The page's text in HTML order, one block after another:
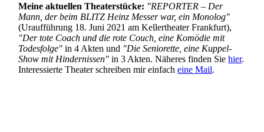
Meine aktuellen Theaterstücke: "REPORTER – Der
Mann, der beim BLITZ Heinz Messer war, ein Monolog"
(Uraufführung 18. Juni 2021 am Kellertheater Frankfurt),
"Der tote Coach und die rote Couch, eine Komödie mit
Todesfolge" in 4 Akten und "Die Seniorette, eine Kuppel-
Show mit Hindernissen" in 3 Akten. Näheres finden Siehier.
Interessierte Theater schreiben mir einfacheine Mail.